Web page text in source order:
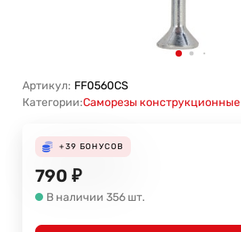
Артикул: FF0560CS
Категории:Саморезы конструкционные
+39 БОНУСОВ
790 ₽
В наличии 356 шт.